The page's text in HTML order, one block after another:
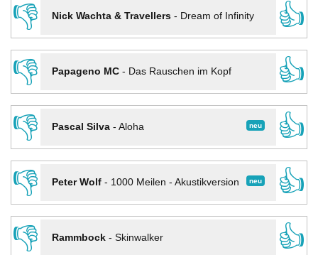
👎
Nick Wachta & Travellers- Dream of Infinity
👍
👎
Papageno MC- Das Rauschen im Kopf
👍
👎
neu
Pascal Silva- Aloha
👍
👎
neu
Peter Wolf- 1000 Meilen - Akustikversion
👍
👎
Rammbock- Skinwalker
👍